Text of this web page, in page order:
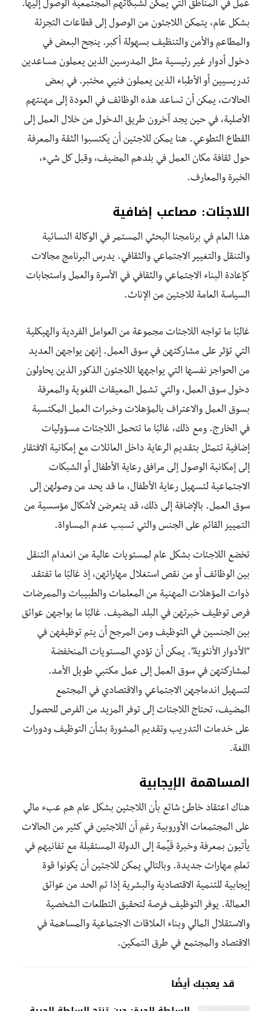
عمل في المناطق التي يمكن لشبكاتهم المجتمعية الوصول إليها.
بشكل عام، يتمكن اللاجئون من الوصول إلى قطاعات التجزئة
والمطاعم والأمن والتنظيف بسهولة أكبر. ينجح البعض في
دخول أدوار غير رئيسية مثل المدرسين الذين يعملون مساعدين
تدريسيين أو الأطباء الذين يعملون فنيي مختبر. في بعض
الحالات، يمكن أن تساعد هذه الوظائف في العودة إلى مهنتهم
الأصلية، في حين يجد آخرون طريق الدخول من خلال العمل إلى
القطاع التطوعي. هنا يمكن للاجئين أن يكتسبوا الثقة والمعرفة
حول ثقافة مكان العمل في بلدهم المضيف، وقبل كل شيء،
الخبرة والمعارف.
اللاجئات: مصاعب إضافية
هذا العام في برنامجنا البحثي المستمر في الوكالة النسائية
والتنقل والتغيير الاجتماعي والثقافي. يدرس البرنامج مجالات
كإعادة البناء الاجتماعي والثقافي في الأسرة والعمل واستجابات
السياسة العامة للاجئين من الإناث.
غالبًا ما تواجه اللاجئات مجموعة من العوامل الفردية والهيكلية
التي تؤثر على مشاركتهن في سوق العمل. إنهن يواجهن العديد
من الحواجز نفسها التي يواجهها اللاجئون الذكور الذين يحاولون
دخول سوق العمل، والتي تشمل المعيقات اللغوية والمعرفة
بسوق العمل والاعتراف بالمؤهلات وخبرات العمل المكتسبة
في الخارج. ومع ذلك، غالبًا ما تتحمل اللاجئات مسؤوليات
إضافية تتمثل بتقديم الرعاية داخل العائلات مع إمكانية الافتقار
إلى إمكانية الوصول إلى مرافق رعاية الأطفال أو الشبكات
الاجتماعية لتسهيل رعاية الأطفال، ما قد يحد من وصولهن إلى
سوق العمل. بالإضافة إلى ذلك، قد يتعرضن لأشكال مؤسسية من
التمييز القائم على الجنس والتي تسبب عدم المساواة.
تخضع اللاجئات بشكل عام لمستويات عالية من انعدام التنقل
بين الوظائف أو من نقص استغلال مهاراتهن، إذ غالبًا ما تفتقد
ذوات المؤهلات المهنية من المعلمات والطبيبات والممرضات
فرص توظيف خبرتهن في البلد المضيف. غالبًا ما يواجهن عوائق
بين الجنسين في التوظيف ومن المرجح أن يتم توظيفهن في
“الأدوار الأنثوية”. يمكن أن تؤدي المستويات المنخفضة
لمشاركتهن في سوق العمل إلى عمل مكتبي طويل الأمد.
لتسهيل اندماجهن الاجتماعي والاقتصادي في المجتمع
المضيف، تحتاج اللاجئات إلى توفر المزيد من الفرص للحصول
على خدمات التدريب وتقديم المشورة بشأن التوظيف ودورات
اللغة.
المساهمة الإيجابية
هناك اعتقاد خاطئ شائع بأن اللاجئين بشكل عام هم عبء مالي
على المجتمعات الأوروبية رغم أن اللاجئين في كثير من الحالات
يأتيون بمعرفة وخبرة قَيِّمة إلى الدولة المستقبلة مع تفانيهم في
تعلم مهارات جديدة. وبالتالي يمكن للاجئين أن يكونوا قوة
إيجابية للتنمية الاقتصادية والبشرية إذا تم الحد من عوائق
العمالة. يوفر التوظيف فرصة لتحقيق التطلعات الشخصية
والاستقلال المالي وبناء العلاقات الاجتماعية والمساهمة في
الاقتصاد والمجتمع في طرق التمكين.
قد يعجبك أيضًا